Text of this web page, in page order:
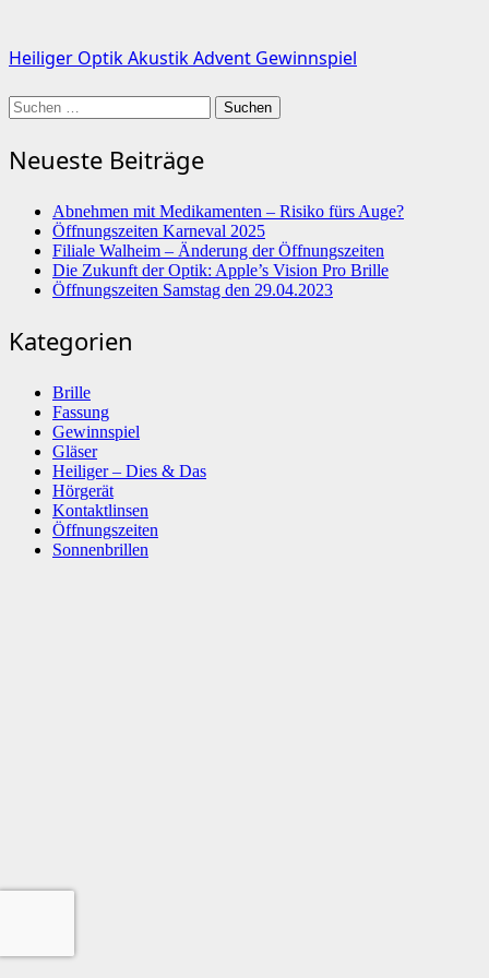
Heiliger Optik Akustik Advent Gewinnspiel
Suchen
nach:
Neueste Beiträge
Abnehmen mit Medikamenten – Risiko fürs Auge?
Öffnungszeiten Karneval 2025
Filiale Walheim – Änderung der Öffnungszeiten
Die Zukunft der Optik: Apple’s Vision Pro Brille
Öffnungszeiten Samstag den 29.04.2023
Kategorien
Brille
Fassung
Gewinnspiel
Gläser
Heiliger – Dies & Das
Hörgerät
Kontaktlinsen
Öffnungszeiten
Sonnenbrillen